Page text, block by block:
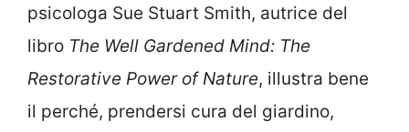
psicologa Sue Stuart Smith, autrice del
libro The Well Gardened Mind: The
Restorative Power of Nature, illustra bene
il perché, prendersi cura del giardino,